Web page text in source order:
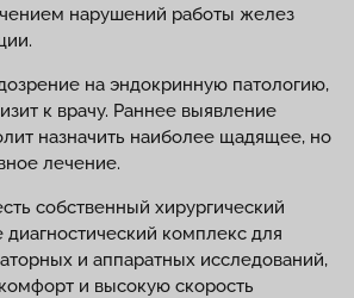
нарушений работы желез
на эндокринную патологию,
к врачу. Раннее выявление
назначить наиболее щадящее, но
лечение.
собственный хирургический
диагностический комплекс для
и аппаратных исследований,
и высокую скорость